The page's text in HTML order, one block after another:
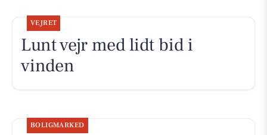
VEJRET
Lunt vejr med lidt bid i
vinden
BOLIGMARKED